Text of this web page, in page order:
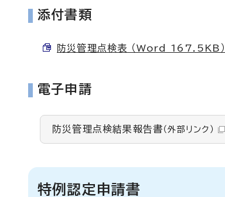
添付書類
防災管理点検表 （Word 167.5KB）
電子申請
防災管理点検結果報告書 （外部リンク）
特例認定申請書